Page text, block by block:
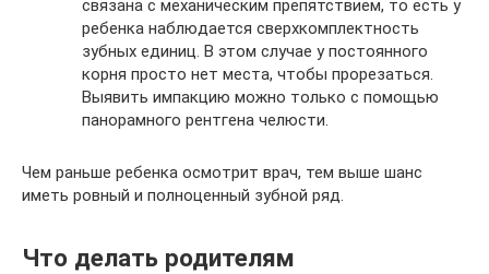
связана с механическим препятствием, то есть у
ребенка наблюдается сверхкомплектность
зубных единиц. В этом случае у постоянного
корня просто нет места, чтобы прорезаться.
Выявить импакцию можно только с помощью
панорамного рентгена челюсти.
Чем раньше ребенка осмотрит врач, тем выше шанс
иметь ровный и полноценный зубной ряд.
Что делать родителям